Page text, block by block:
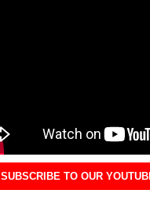
SUBSCRIBE TO OUR